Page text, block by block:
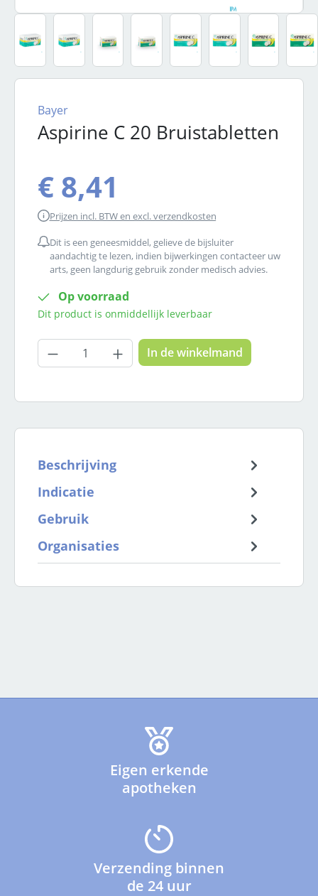
Aspirine C 20 Bruistabletten
Bayer
€ 8,41
Prijzen incl. BTW en excl. verzendkosten
Dit is een geneesmiddel, gelieve de bijsluiter
aandachtig te lezen, indien bijwerkingen contacteer uw
arts, geen langdurig gebruik zonder medisch advies.
Op voorraad
Dit product is onmiddellijk leverbaar
Producthoeveelheid: Voer de
In de winkelmand
Beschrijving
Indicatie
Gebruik
Organisaties
Eigen erkende
apotheken
Verzending binnen
de 24 uur